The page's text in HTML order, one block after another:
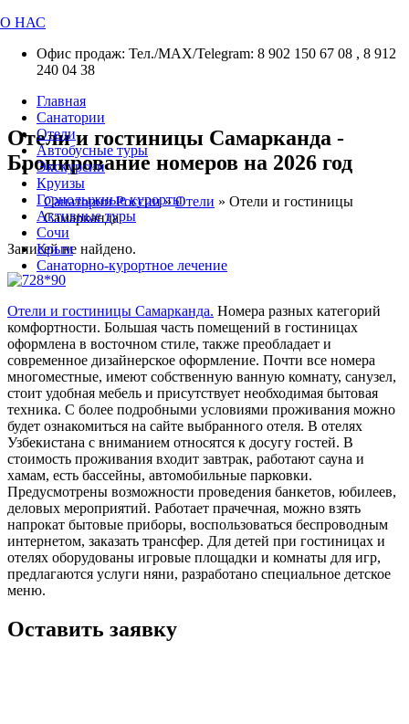
О НАС
Офис продаж: Тел./МАХ/Telegram: 8 902 150 67 08 , 8 912
240 04 38
Главная
Санатории
Отели
Автобусные туры
Экскурсии
Круизы
Горнолыжные курорты
Активные туры
Сочи
Крым
Санаторно-курортное лечение
Отели и гостиницы Самарканда -
Бронирование номеров на 2026 год
Санатории России»Отели » Отели и гостиницы
Самарканда
Записей не найдено.
Отели и гостиницы Самарканда. Номера разных категорий
комфортности. Большая часть помещений в гостиницах
оформлена в восточном стиле, также преобладает и
современное дизайнерское оформление. Почти все номера
многоместные, имеют собственную ванную комнату, санузел,
стоит удобная мебель и присутствует необходимая бытовая
техника. С более подробными условиями проживания можно
будет ознакомиться на сайте выбранного отеля. В отелях
Узбекистана с вниманием относятся к досугу гостей. В
стоимость проживания входит завтрак, работают сауна и
хамам, есть бассейны, автомобильные парковки.
Предусмотрены возможности проведения банкетов, юбилеев,
деловых мероприятий. Работает прачечная, можно взять
напрокат бытовые приборы, воспользоваться беспроводным
интернетом, заказать трансфер. Для детей при гостиницах и
отелях оборудованы игровые площадки и комнаты для игр,
предлагаются услуги няни, разработано специальное детское
меню.
Оставить заявку